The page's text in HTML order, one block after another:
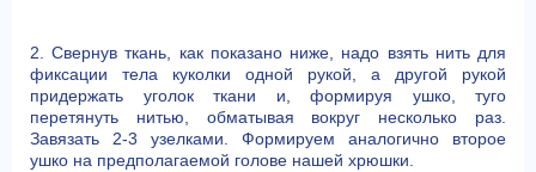
2. Свернув ткань, как показано ниже, надо взять нить для
фиксации тела куколки одной рукой, а другой рукой
придержать уголок ткани и, формируя ушко, туго
перетянуть нитью, обматывая вокруг несколько раз.
Завязать 2-3 узелками. Формируем аналогично второе
ушко на предполагаемой голове нашей хрюшки.